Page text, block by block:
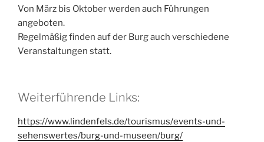
Von März bis Oktober werden auch Führungen
angeboten.
Regelmäßig finden auf der Burg auch verschiedene
Veranstaltungen statt.
Weiterführende Links:
https://www.lindenfels.de/tourismus/events-und-
sehenswertes/burg-und-museen/burg/